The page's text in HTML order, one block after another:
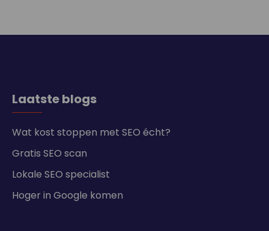
Laatste blogs
Wat kost stoppen met SEO écht?
Gratis SEO scan
Lokale SEO specialist
Hoger in Google komen